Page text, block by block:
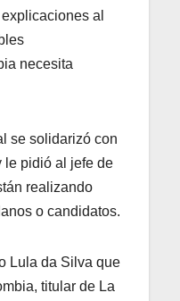
al
necesita
se solidarizó con
le pidió al jefe de
realizando
o candidatos.
Lula da Silva que
titular de La